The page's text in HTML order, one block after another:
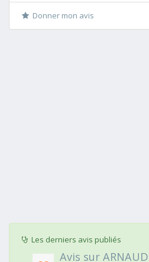
Donner mon avis
Les derniers avis publiés
Avis sur